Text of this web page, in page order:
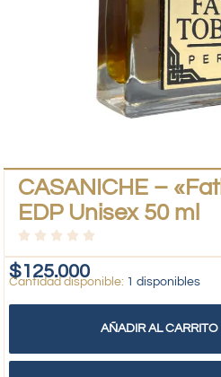
CASANICHE –
EDP Unisex 50 ml
$125.000 1 disponibles
AÑADIR AL CARRITO